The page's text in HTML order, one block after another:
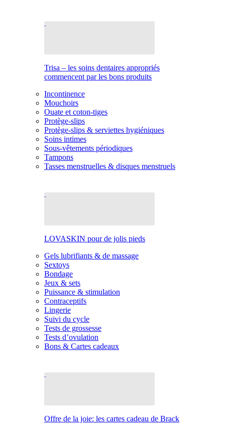
Trisa – les soins dentaires appropriés
commencent par les bons produits
Incontinence
Mouchoirs
Ouate et coton-tiges
Protège-slips
Protège-slips & serviettes hygiéniques
Soins intimes
Sous-vêtements périodiques
Tampons
Tasses menstruelles & disques menstruels
LOVASKIN pour de jolis pieds
Gels lubrifiants & de massage
Sextoys
Bondage
Jeux & sets
Puissance & stimulation
Contraceptifs
Lingerie
Suivi du cycle
Tests de grossesse
Tests d’ovulation
Bons & Cartes cadeaux
Offre de la joie: les cartes cadeau de Brack